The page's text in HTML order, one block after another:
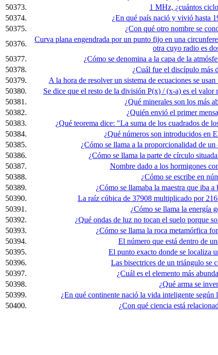
50373.
1 MHz, ¿cuántos
50374.
¿En qué país nació y vivió hasta
50375.
¿Con qué otro nombre se
50376.
Curva plana engendrada por un punto fijo en una
otra cuyo radio es
50377.
¿Cómo se denomina a la capa de la
50378.
¿Cuál fue el discípulo más
50379.
A la hora de resolver un sistema de ecuaciones se
50380.
Se dice que el resto de la división P(x) / (x-a) es el
50381.
¿Qué minerales son los más
50382.
¿Quién envió el primer
50383.
¿Qué teorema dice: "La suma de los cuadrados de
50384.
¿Qué números son introducidos en
50385.
¿Cómo se llama a la proporcionalidad de
50386.
¿Cómo se llama la parte de círculo
50387.
Nombre dado a los hormigones
50388.
¿Cómo se escribe en
50389.
¿Cómo se llamaba la maestra que iba
50390.
La raíz cúbica de 37908 multiplicado por
50391.
¿Cómo se llama la energía
50392.
¿Qué ondas de luz no tocan el suelo porque
50393.
¿Cómo se llama la roca metamórfica
50394.
El número que está dentro de
50395.
El punto exacto donde se localiza
50396.
Las bisectrices de un triángulo se
50397.
¿Cuál es el elemento más
50398.
¿Qué arma se
50399.
¿En qué continente nació la vida inteligente
50400.
¿Con qué ciencia está